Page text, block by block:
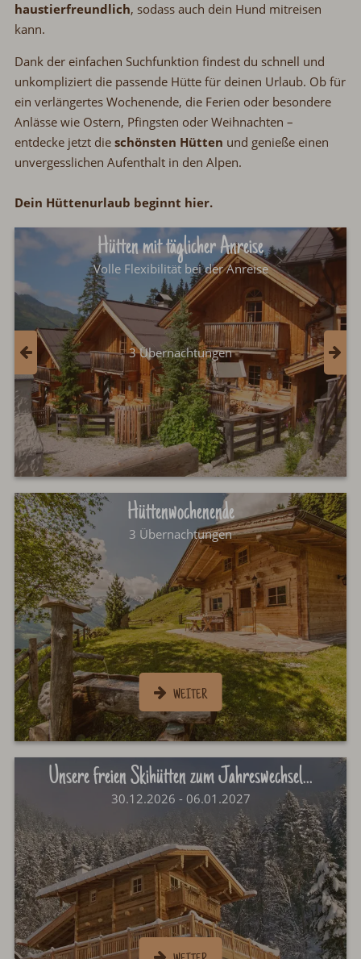
haustierfreundlich, sodass auch dein Hund mitreisen
kann.
Dank der einfachen Suchfunktion findest du schnell und
unkompliziert die passende Hütte für deinen Urlaub. Ob für
ein verlängertes Wochenende, die Ferien oder besondere
Anlässe wie Ostern, Pfingsten oder Weihnachten–
entdecke jetzt dieschönsten Hütten und genieße einen
unvergesslichen Aufenthalt in den Alpen.
Dein Hüttenurlaub beginnt hier.
Hütten mit täglicher Anreise
Volle Flexibilität bei der Anreise
3 Übernachtungen
Hüttenwochenende
3 Übernachtungen
Unsere freien Skihütten zum Jahreswechsel...
30.12.2026 - 06.01.2027